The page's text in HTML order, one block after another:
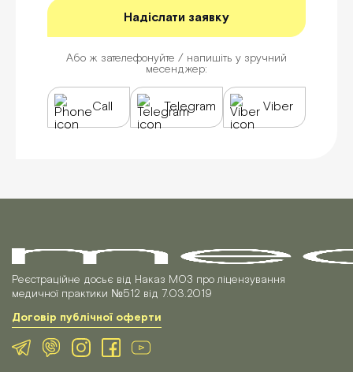
Або ж зателефонуйте / напишіть у зручний
месенджер:
Call Telegram Viber
Реєстраційне досьє від Наказ МОЗ про ліцензування
медичної практики №512 від 7.03.2019
Договір публічної оферти